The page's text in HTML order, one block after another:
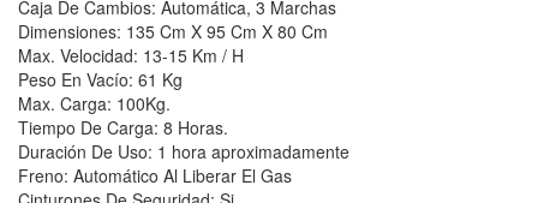
Caja De Cambios: Automática, 3 Marchas
Dimensiones: 135 Cm X 95 Cm X 80 Cm
Max. Velocidad: 13-15 Km / H
Peso En Vacío: 61 Kg
Max. Carga: 100Kg.
Tiempo De Carga: 8 Horas.
Duración De Uso: 1 hora aproximadamente
Freno: Automático Al Liberar El Gas